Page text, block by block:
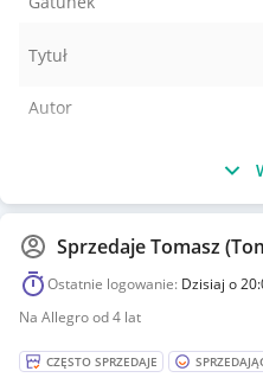
Tytuł
Autor
SprzedajeTomasz
Ostatnie logowanie: Dzisiaj o
Na Allegro od 4 lat
CZĘSTO SPRZEDAJE